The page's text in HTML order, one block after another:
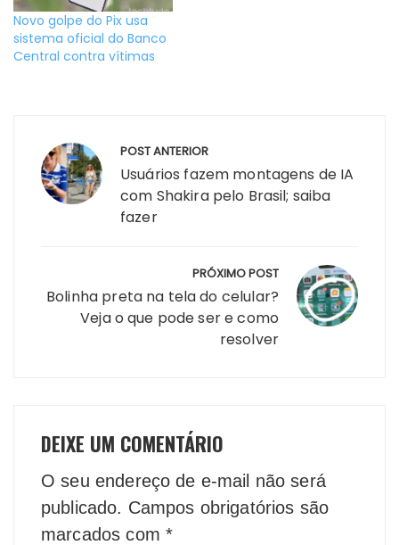
Novo golpe do Pix usa
sistema oficial do Banco
Central contra vítimas
de
Post
POST ANTERIOR
Usuários fazem montagens de IA
com Shakira pelo Brasil; saiba
fazer
PRÓXIMO POST
Bolinha preta na tela do celular?
Veja o que pode ser e como
resolver
DEIXE UM COMENTÁRIO
O seu endereço de e-mail não será
publicado. Campos obrigatórios são
marcados com *